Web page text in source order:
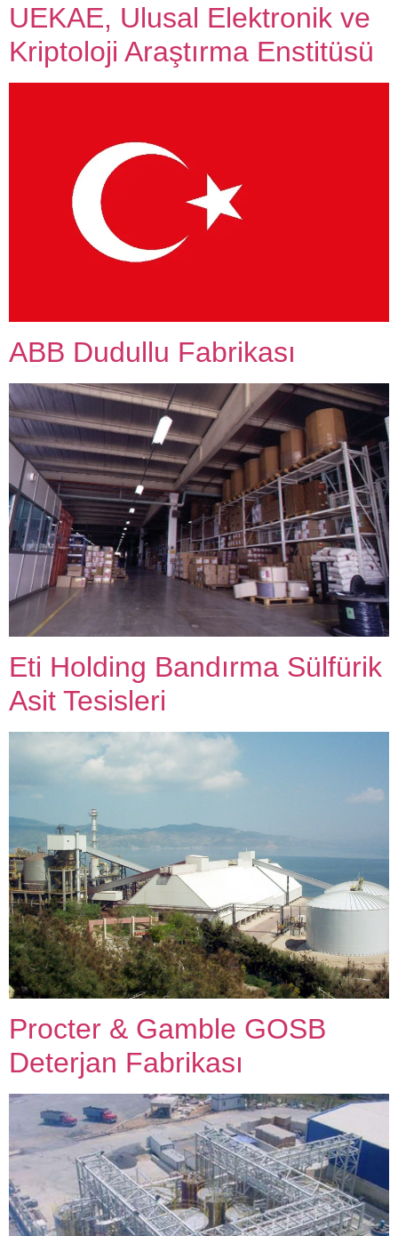
UEKAE, Ulusal Elektronik ve
Kriptoloji Araştırma Enstitüsü
ABB Dudullu Fabrikası
Eti Holding Bandırma Sülfürik
Asit Tesisleri
Procter & Gamble GOSB
Deterjan Fabrikası